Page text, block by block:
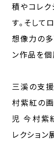
積やコレ
す。そし
想像力の
ン作品を個
三溪の支
村紫紅の
児 今村紫
レクション